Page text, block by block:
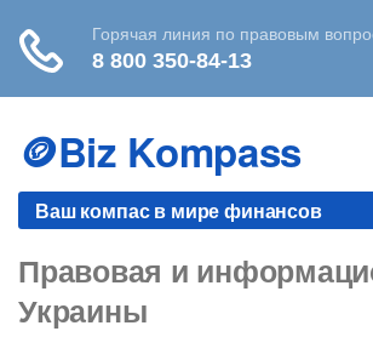
content
🪙Biz Kompass
Ваш компас в мире финансов
Правовая и
Украины